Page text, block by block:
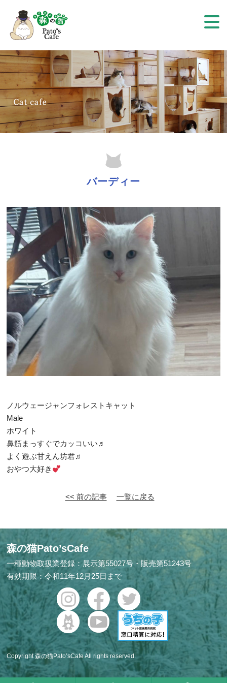
バーディー
ノルウェージャンフォレストキャット
Male
ホワイト
鼻筋まっすぐでカッコいい♬
よく遊ぶ甘えん坊君♬
おやつ大好き
<< 前の記事 一覧に戻る
森の猫Pato’sCafe
一種動物取扱業登録：展示第55027号・販売第51243号
有効期限：令和11年12月25日まで
Copyright 森の猫Pato’sCafe All rights reserved.